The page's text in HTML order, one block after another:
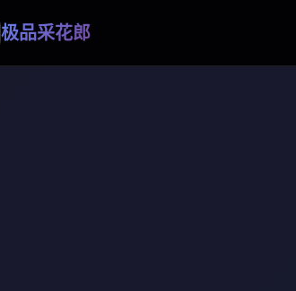
极品采花郎